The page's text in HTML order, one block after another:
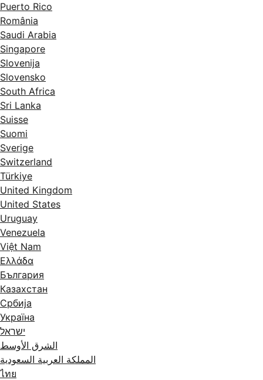
Puerto Rico
România
Saudi Arabia
Singapore
Slovenija
Slovensko
South Africa
Sri Lanka
Suisse
Suomi
Sverige
Switzerland
Türkiye
United Kingdom
United States
Uruguay
Venezuela
Việt Nam
Ελλάδα
България
Казахстан
Србија
Україна
ישראל
الشرق الأوسط
المملكة العربية السعودية
ไทย